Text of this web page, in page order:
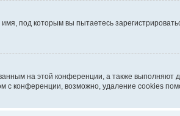
под которым вы пытаетесь
на этой конференции, а также выполняют
с конференции, возможно, удаление cookies